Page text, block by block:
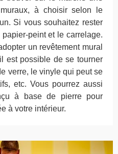
à choisir selon le
Si vous souhaitez rester
peint et le carrelage.
un revêtement mural
est possible de se tourner
verre, le vinyle qui peut se
etc. Vous pourrez aussi
à base de pierre pour
à votre intérieur.